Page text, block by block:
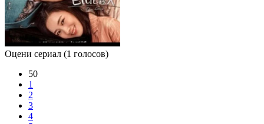
Оцени сериал (1 голосов)
50
1
2
3
4